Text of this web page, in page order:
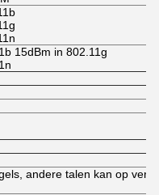
15dBm in 802.11g
andere talen kan op